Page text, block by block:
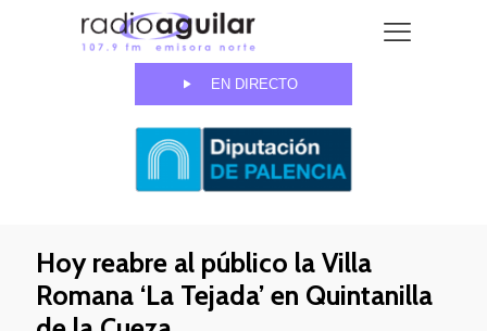
EN DIRECTO
Hoy reabre al público la Villa
Romana ‘La Tejada’ en Quintanilla